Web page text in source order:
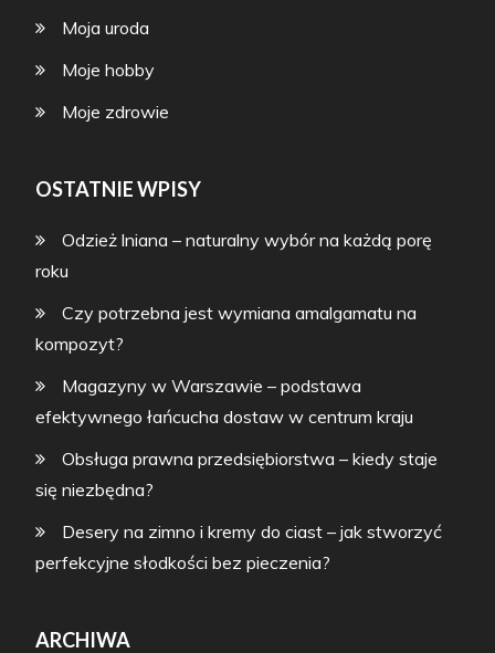
Moja uroda
Moje hobby
Moje zdrowie
OSTATNIE WPISY
Odzież lniana – naturalny wybór na każdą porę
roku
Czy potrzebna jest wymiana amalgamatu na
kompozyt?
Magazyny w Warszawie – podstawa
efektywnego łańcucha dostaw w centrum kraju
Obsługa prawna przedsiębiorstwa – kiedy staje
się niezbędna?
Desery na zimno i kremy do ciast – jak stworzyć
perfekcyjne słodkości bez pieczenia?
ARCHIWA